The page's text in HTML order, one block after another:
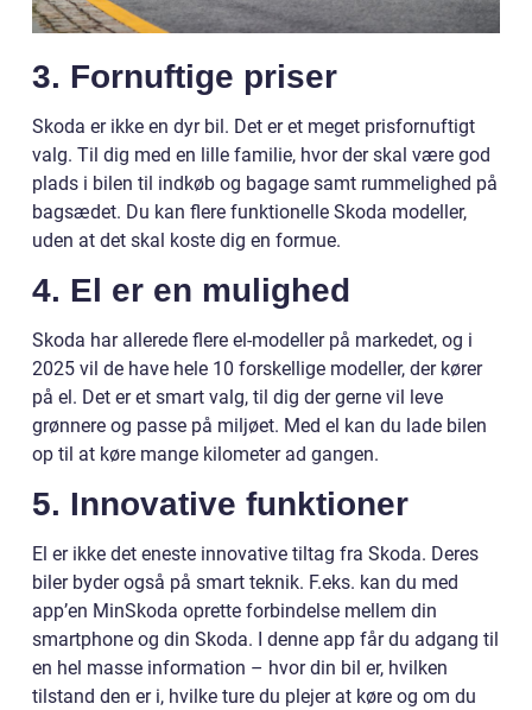
3. Fornuftige priser
Skoda er ikke en dyr bil. Det er et meget prisfornuftigt
valg. Til dig med en lille familie, hvor der skal være god
plads i bilen til indkøb og bagage samt rummelighed på
bagsædet. Du kan flere funktionelle Skoda modeller,
uden at det skal koste dig en formue.
4. El er en mulighed
Skoda har allerede flere el-modeller på markedet, og i
2025 vil de have hele 10 forskellige modeller, der kører
på el. Det er et smart valg, til dig der gerne vil leve
grønnere og passe på miljøet. Med el kan du lade bilen
op til at køre mange kilometer ad gangen.
5. Innovative funktioner
El er ikke det eneste innovative tiltag fra Skoda. Deres
biler byder også på smart teknik. F.eks. kan du med
app’en MinSkoda oprette forbindelse mellem din
smartphone og din Skoda. I denne app får du adgang til
en hel masse information – hvor din bil er, hvilken
tilstand den er i, hvilke ture du plejer at køre og om du